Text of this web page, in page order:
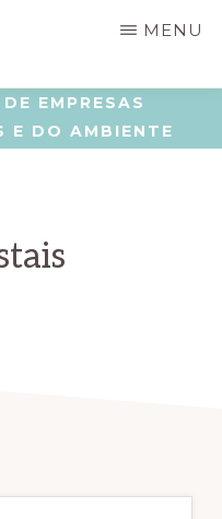
MENU
EMPRESAS
E DO AMBIENTE